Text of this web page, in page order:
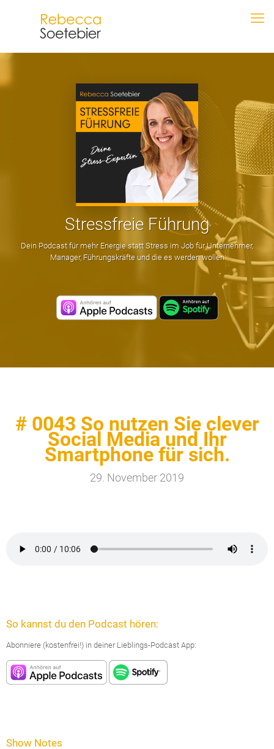
Stressfreie Führung
Dein Podcast für mehr Energie statt Stress im Job für Unternehmer,
Manager, Führungskräfte und die es werden wollen
# 0043 So nutzen Sie clever
Social Media und Ihr
Smartphone für sich.
29. November 2019
So kannst du den Podcast hören:
Abonniere (kostenfrei!) in deiner Lieblings-Podcast App:
Show Notes